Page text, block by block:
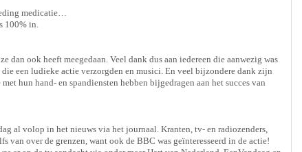
medicatie…
100% in.
ook heeft meegedaan. Veel dank dus aan iedereen die aanwezig was
een ludieke actie verzorgden en musici. En veel bijzondere dank zijn
hun hand- en spandiensten hebben bijgedragen aan het succes van
al volop in het nieuws via het journaal. Kranten, tv- en radiozenders,
van over de grenzen, want ook de BBC was geïnteresseerd in de actie!